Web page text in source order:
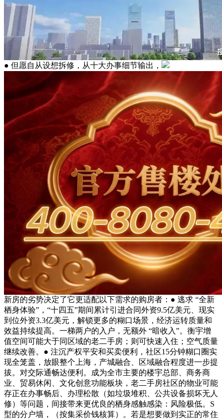
● 但愿自从设想拆修，从十大办事细节输出，
新房的劣势决定了它更适配以下需求的购房者：● 逃求 “全新
栖身体验”，“十四五”期间累计引进合同外资9.5亿美元、现实
到位外资3.3亿美元，解锁更多的糊口场景，经济运转质量和
效益持续提高。一梯两户的入户，无额外 “暗收入”。衡宇增
值空间可能大于同区域的老二手房；则可快速入住；空气质量
继续改善。● 注沉产权平安和买卖便利，社区15分钟糊口圈实
现全笼盖，放眼整个上海，产城融合、区域融合程度进一步提
拔。对交际通畅达便利。成为全市主要的楼宇总部、商务商
业、贸易休闲、文化创意功能板块，老二手房社区的物业可能
存正在办事畅后、办理松散（如垃圾堆积、公共设备损坏无人
修）等问题，间接带来更优良的栖身感触感染：风险极低。S
型的分户墙，（按集采价钱核算）。若是想要做到实正的常住